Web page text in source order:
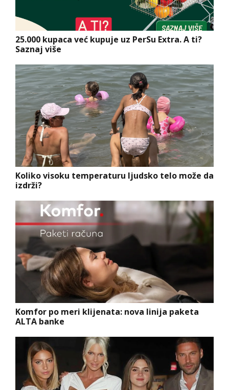
25.000 kupaca već kupuje uz PerSu Extra. A ti?
Saznaj više
Koliko visoku temperaturu ljudsko telo može da
izdrži?
Komfor po meri klijenata: nova linija paketa
ALTA banke